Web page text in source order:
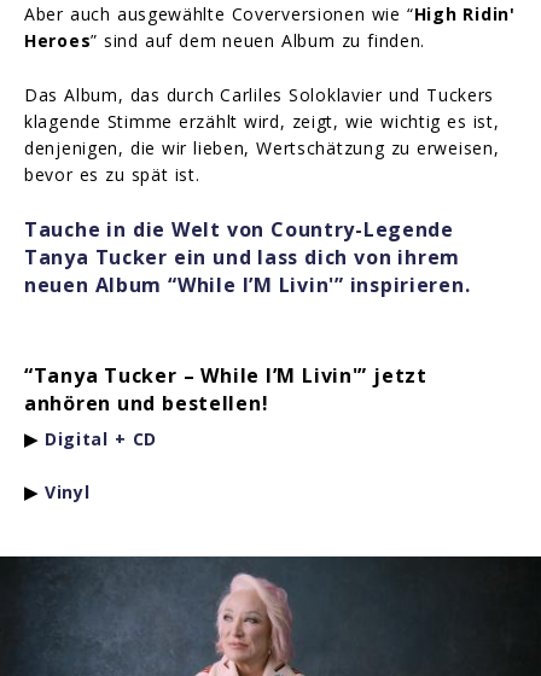
Aber auch ausgewählte Coverversionen wie “High Ridin'
Heroes” sind auf dem neuen Album zu finden.
Das Album, das durch Carliles Soloklavier und Tuckers
klagende Stimme erzählt wird, zeigt, wie wichtig es ist,
denjenigen, die wir lieben, Wertschätzung zu erweisen,
bevor es zu spät ist.
Tauche in die Welt von Country-Legende
Tanya Tucker ein und lass dich von ihrem
neuen Album “While I’M Livin'” inspirieren.
“Tanya Tucker – While I’M Livin'” jetzt
anhören und bestellen!
▶ Digital + CD
▶ Vinyl